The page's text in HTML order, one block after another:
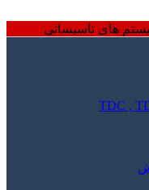
های تاسیساتی